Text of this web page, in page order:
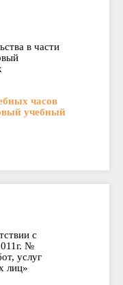
в части
часов
учебный
с
№
услуг
лиц»